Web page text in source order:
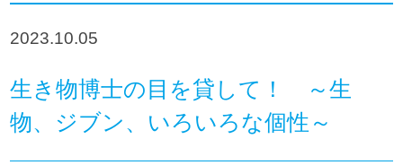
2023.10.05
生き物博士の目を貸して！ ～生
物、ジブン、いろいろな個性～